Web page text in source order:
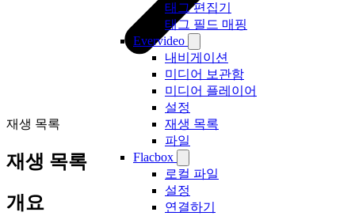
태그 편집기
태그 필드 매핑
Evervideo
내비게이션
미디어 보관함
미디어 플레이어
설정
재생 목록
파일
Flacbox
로컬 파일
설정
연결하기
재생 목록
재생 목록
개요